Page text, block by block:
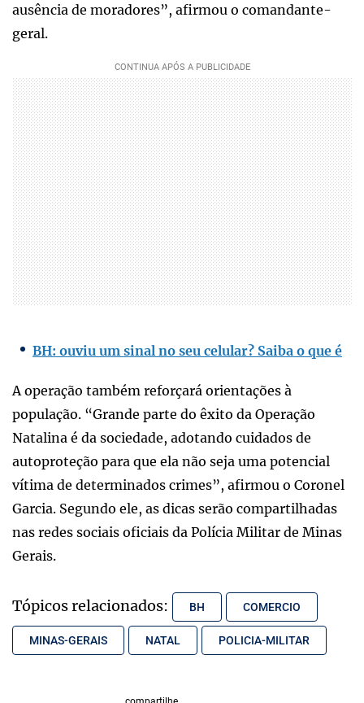
ausência de moradores”, afirmou o comandante-
geral.
BH: ouviu um sinal no seu celular? Saiba o que é
A operação também reforçará orientações à
população. “Grande parte do êxito da Operação
Natalina é da sociedade, adotando cuidados de
autoproteção para que ela não seja uma potencial
vítima de determinados crimes”, afirmou o Coronel
Garcia. Segundo ele, as dicas serão compartilhadas
nas redes sociais oficiais da Polícia Militar de Minas
Gerais.
Tópicos relacionados: BH COMERCIO
MINAS-GERAIS NATAL POLICIA-MILITAR